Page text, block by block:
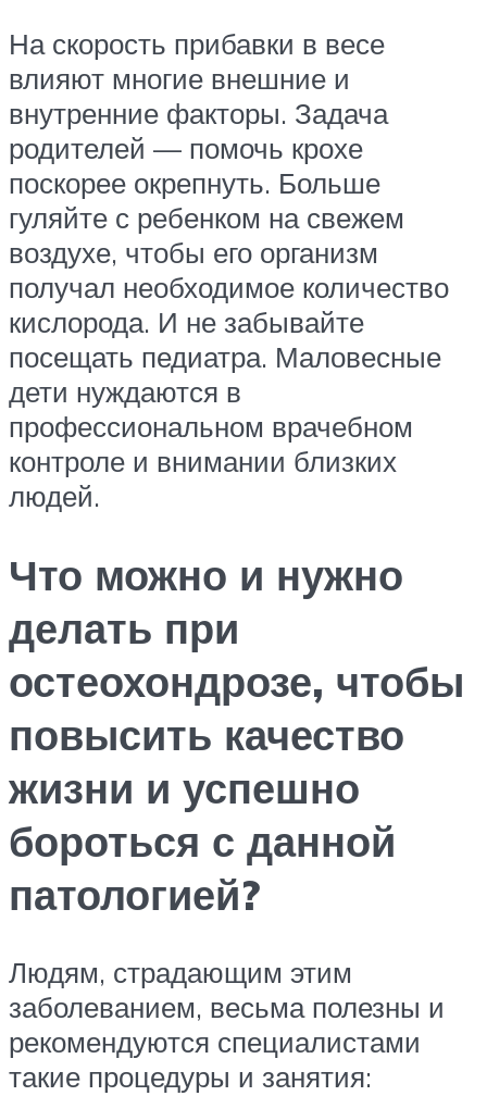
На скорость прибавки в весе
влияют многие внешние и
внутренние факторы. Задача
родителей — помочь крохе
поскорее окрепнуть. Больше
гуляйте с ребенком на свежем
воздухе, чтобы его организм
получал необходимое количество
кислорода. И не забывайте
посещать педиатра. Маловесные
дети нуждаются в
профессиональном врачебном
контроле и внимании близких
людей.
Что можно и нужно
делать при
остеохондрозе, чтобы
повысить качество
жизни и успешно
бороться с данной
патологией?
Людям, страдающим этим
заболеванием, весьма полезны и
рекомендуются специалистами
такие процедуры и занятия: